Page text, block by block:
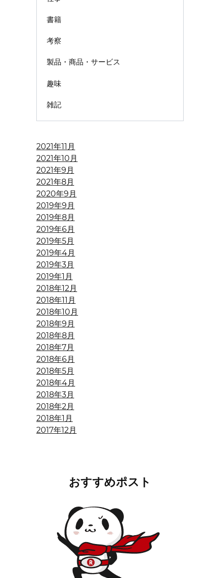
書籍
考察
製品・商品・サービス
趣味
雑記
2021年11月
2021年10月
2021年9月
2021年8月
2020年9月
2019年9月
2019年8月
2019年6月
2019年5月
2019年4月
2019年3月
2019年1月
2018年12月
2018年11月
2018年10月
2018年9月
2018年8月
2018年7月
2018年6月
2018年5月
2018年4月
2018年3月
2018年2月
2018年1月
2017年12月
おすすめポスト